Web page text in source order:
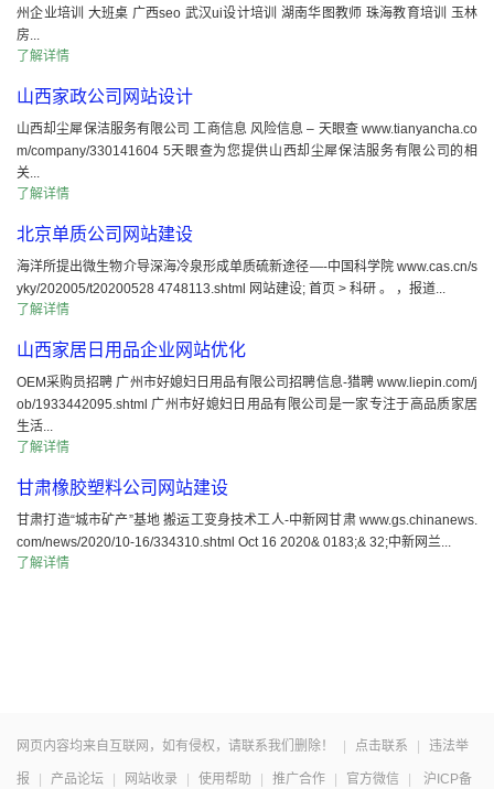
州企业培训 大班桌 广西seo 武汉ui设计培训 湖南华图教师 珠海教育培训 玉林
房...
了解详情
山西家政公司网站设计
山西却尘犀保洁服务有限公司 工商信息 风险信息 – 天眼查 www.tianyancha.co
m/company/330141604 5天眼查为您提供山西却尘犀保洁服务有限公司的相
关...
了解详情
北京单质公司网站建设
海洋所提出微生物介导深海冷泉形成单质硫新途径—-中国科学院 www.cas.cn/s
yky/202005/t20200528 4748113.shtml 网站建设; 首页 > 科研 。 ，报道...
了解详情
山西家居日用品企业网站优化
OEM采购员招聘 广州市好媳妇日用品有限公司招聘信息-猎聘 www.liepin.com/j
ob/1933442095.shtml 广州市好媳妇日用品有限公司是一家专注于高品质家居
生活...
了解详情
甘肃橡胶塑料公司网站建设
甘肃打造“城市矿产”基地 搬运工变身技术工人-中新网甘肃 www.gs.chinanews.
com/news/2020/10-16/334310.shtml Oct 16 2020& 0183;& 32;中新网兰...
了解详情
网页内容均来自互联网，如有侵权，请联系我们删除！ 点击联系 违法举
报 产品论坛 网站收录 使用帮助 推广合作 官方微信 沪ICP备